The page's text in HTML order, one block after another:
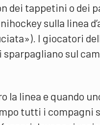
dei tappetini o dei
sulla linea
I giocatori
sparpagliano sul
la linea e quando
tutti i compagni